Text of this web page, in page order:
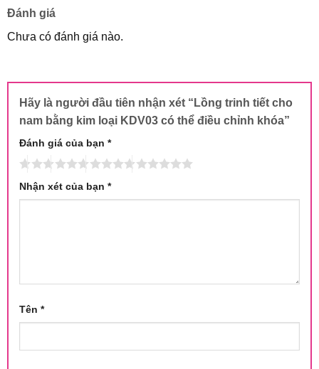
Đánh giá
Chưa có đánh giá nào.
Hãy là người đầu tiên nhận xét “Lồng trinh tiết cho
nam bằng kim loại KDV03 có thể điều chỉnh khóa”
Đánh giá của bạn *
Nhận xét của bạn *
Tên *